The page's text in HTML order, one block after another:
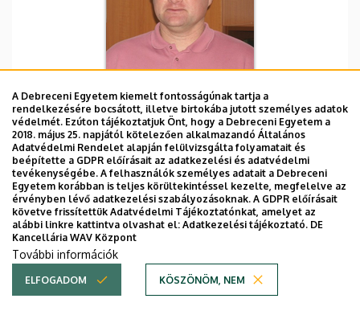
Szervezeti egység
Debreceni Egyetem, Agrár
Kutatóintézetek és
Tangazdaság, Nyíregyházi
Kutatóintézet (NYKI),
Nyíregyháza Alap- és
Alkalmazott Kutatások
Szervezete,
Növénynemesítési és
Osztály
Központi telefonszám,
A Debreceni Egyetem kiemelt fontosságúnak tartja a
rendelkezésére bocsátott, illetve birtokába jutott személyes adatok
védelmét. Ezúton tájékoztatjuk Önt, hogy a Debreceni Egyetem a
2018. május 25. napjától kötelezően alkalmazandó Általános
Adatvédelmi Rendelet alapján felülvizsgálta folyamatait és
beépítette a GDPR előírásait az adatkezelési és adatvédelmi
tevékenységébe. A felhasználók személyes adatait a Debreceni
Egyetem korábban is teljes körültekintéssel kezelte, megfelelve az
érvényben lévő adatkezelési szabályozásoknak. A GDPR előírásait
követve frissítettük Adatvédelmi Tájékoztatónkat, amelyet az
alábbi linkre kattintva olvashat el: Adatkezelési tájékoztató. DE
Kancellária WAV Központ
További információk
ELFOGADOM KÖSZÖNÖM, NEM